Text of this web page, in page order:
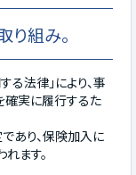
組み。
法律」により、事
実に履行するた
あり、保険加入に
ます。